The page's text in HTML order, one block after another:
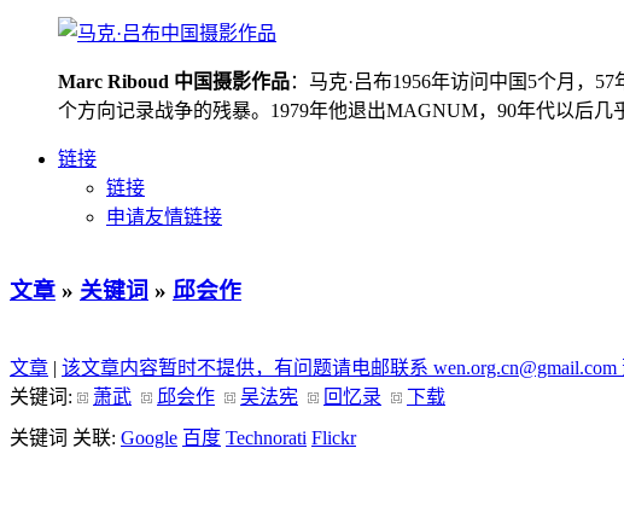
Marc Riboud 中国摄影作品：马克·吕布1956年访问中国5个月，
个方向记录战争的残暴。1979年他退出MAGNUM，90年代以后几
链接
链接
申请友情链接
文章 » 关键词 » 邱会作
文章 | 该文章内容暂时不提供，有问题请电邮联系
关键词:
萧武 邱会作 吴法宪 回忆录
下载
关键词 关联: Google 百度 Technorati Flickr